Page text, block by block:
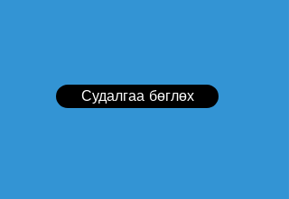
Судалгаа бөглөх